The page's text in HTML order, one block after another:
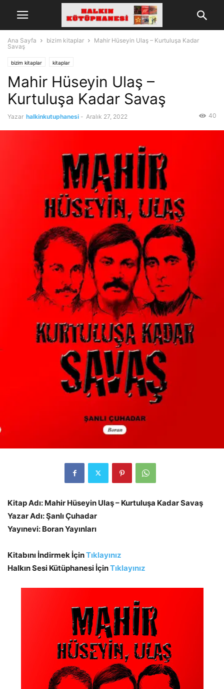
Ana Sayfa bizim kitaplar
Mahir Hüseyin Ulaş – Kurtuluşa Kadar
Savaş
bizim kitaplar kitaplar
Mahir Hüseyin Ulaş –
Kurtuluşa Kadar Savaş
Yazar halkinkutuphanesi - Aralık 27, 2022 40
Kitap Adı: Mahir Hüseyin Ulaş – Kurtuluşa Kadar Savaş
Yazar Adı: Şanlı Çuhadar
Yayınevi: Boran Yayınları
Kitabını İndirmek İçinTıklayınız
Halkın Sesi Kütüphanesi İçinTıklayınız